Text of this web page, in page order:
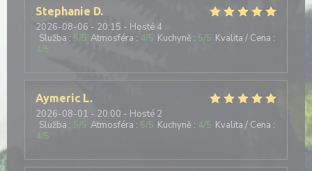
Stephanie D
2026-08-06 - 20:15 - Hosté 4
Služba : 5/5 Atmosféra : 4/5 Kuchyně : 5/5 Kvalita / Cena :
4/5
Aymeric L
2026-08-01 - 20:00 - Hosté 2
Služba : 5/5 Atmosféra : 5/5 Kuchyně : 4/5 Kvalita / Cena :
4/5